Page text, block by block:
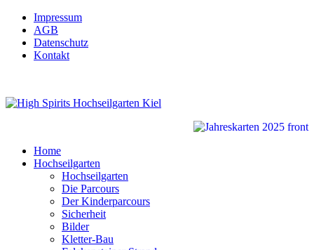
Impressum
AGB
Datenschutz
Kontakt
Home
Hochseilgarten
Hochseilgarten
Die Parcours
Der Kinderparcours
Sicherheit
Bilder
Kletter-Bau